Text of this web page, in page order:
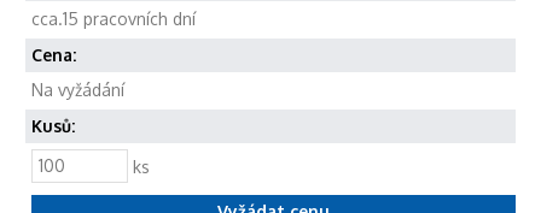
cca.15 pracovních dní
Cena:
Na vyžádání
Kusů:
ks